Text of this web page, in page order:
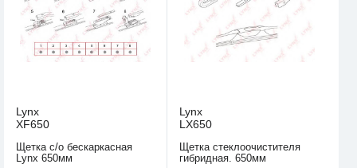
Lynx
XF650
Щетка с/о бескаркасная
Lynx 650мм
Lynx
LX650
Щетка стеклоочистителя
гибридная. 650мм